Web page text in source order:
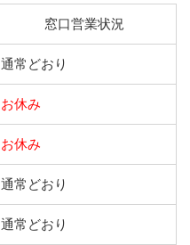
窓口営業状況
通常どおり
お休み
お休み
通常どおり
通常どおり